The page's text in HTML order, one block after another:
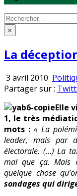
Rechercher
: ×
La
3 avril 2010 Publié
en
Partager sur :
Elle
1, le très
mots :« La
leader, mais par
électorale. (…) La
mal que ça. Mais
quelque chose
sondages qui